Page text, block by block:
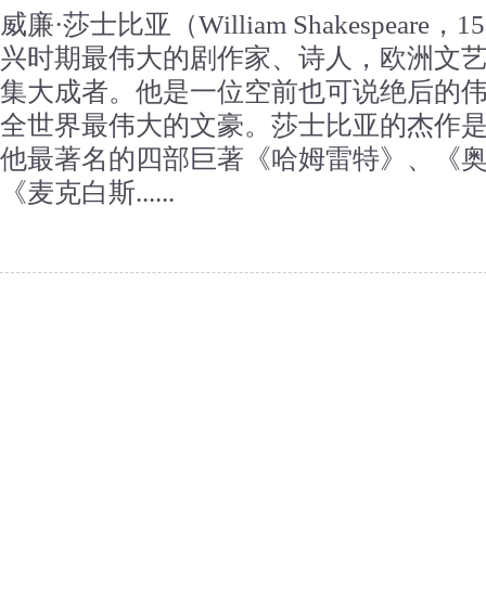
威廉·莎士比亚（William Shakespeare，
兴时期最伟大的剧作家、诗人，欧洲文
集大成者。他是一位空前也可说绝后的
全世界最伟大的文豪。莎士比亚的杰作
他最著名的四部巨著《哈姆雷特》、《
《麦克白斯......